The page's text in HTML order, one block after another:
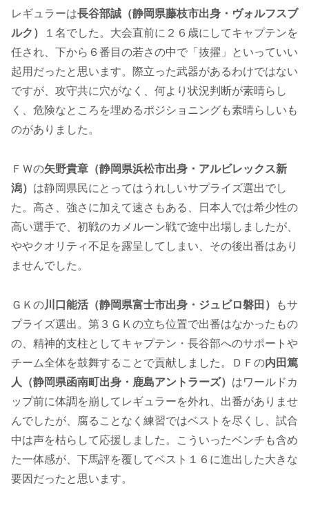
レギュラーは長谷部誠（静岡県藤枝市出身・ヴォルフスブ
ルク）
１名でした。大会直前に２６歳にしてキャプテンを
任され、下から６番目の若さの中で「抜擢」といっていい
起用だったと思います。際立った武器があるわけではない
ですが、攻守共に穴がなく、何より状況判断が素晴らし
く、危険なところを埋めるポジショニングも素晴らしいも
のがありました。
ＦＷの矢野貴章（静岡県浜松市出身・アルビレックス新
潟） は静岡県民にとってはうれしいサプライズ選出でし
た。高さ、強さに加えて速さもある、日本人では希少性の
高い選手で、初戦のカメルーン戦で途中出場しましたが、
ややクオリティ不足を露呈してしまい、その後出番はあり
ませんでした。
ＧＫの川口能活（静岡県富士市出身・ジュビロ磐田）
もサ
プライズ選出。第３ＧＫの立ち位置で出番はなかったもの
の、精神的支柱としてキャプテン・長谷部へのサポートや
チーム全体を鼓舞することで貢献しました。ＤＦの内田篤
人（静岡県函南町出身・鹿島アントラーズ） はワールドカ
ップ前に体調を崩してレギュラーを外れ、出番がありませ
んでしたが、腐ることなく練習ではベストを尽くし、試合
中は声を枯らして応援しました。こういったベンチも含め
た一体感が、下馬評を覆してベスト１６に進出した大きな
要因だったと思います。